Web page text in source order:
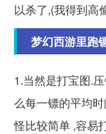
以杀了,(我得到高
梦幻西游里跑
1.当然是打宝图.
么每一镖的平均
怪比较简单 ,容易